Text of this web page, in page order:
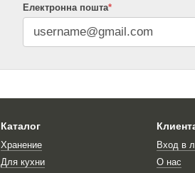
Електронна пошта*
Каталог
Хранение
Для кухни
Вход в
О нас